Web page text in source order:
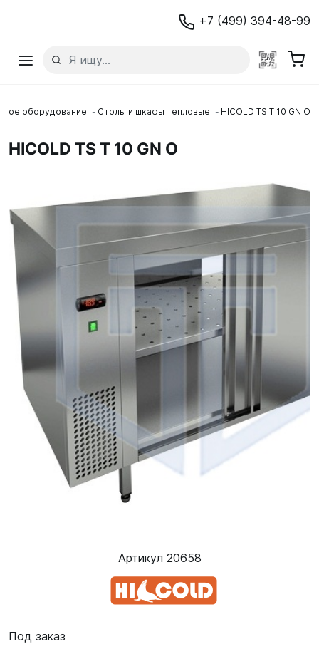
+7 (499) 394-48-99
оборудование Столы и шкафы тепловые HICOLD TS T 10 GN O
HICOLD TS T 10 GN O
Артикул 20658
Под заказ